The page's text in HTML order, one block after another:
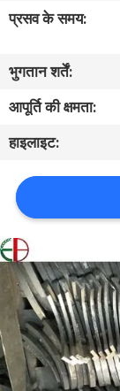
गुणवत्ता
संपर्क
करें
समाचार
एक
उद्धरण
की
विनती
करे
प्रसव के समय:
भुगतान शर्तें:
आपूर्ति की क्षमता:
हाइलाइट: